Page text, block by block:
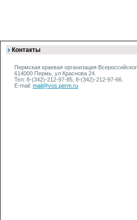
Контакты
Пермская краевая организация
614000 Пермь, ул Краснова 24.
Тел: 8-(342)-212-97-85, 8-(342)-212-97-66.
E-mail: mail@vos.perm.ru